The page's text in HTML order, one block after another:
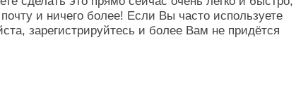
и ничего более! Если Вы часто используете
зарегистрируйтесь и более Вам не придётся